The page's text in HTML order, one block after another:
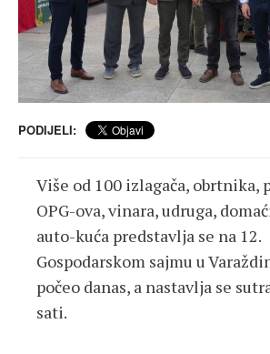
PODIJELI:
Više od 100 izlagača, obrtnika,
OPG-ova, vinara, udruga,
auto-kuća predstavlja se na 12.
Gospodarskom sajmu u
počeo danas, a nastavlja se
sati.